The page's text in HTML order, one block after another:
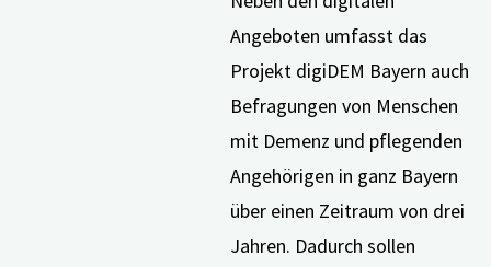
Angeboten umfasst das
Projekt digiDEM Bayern auch
Befragungen von Menschen
mit Demenz und pflegenden
Angehörigen in ganz Bayern
über einen Zeitraum von drei
Jahren. Dadurch sollen